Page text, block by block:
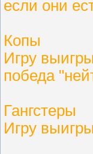
если они
Копы
Игру
победа
Гангстеры
Игру